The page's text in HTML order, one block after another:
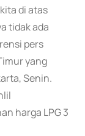
di atas
tidak ada
pers
yang
Senin.
harga LPG 3